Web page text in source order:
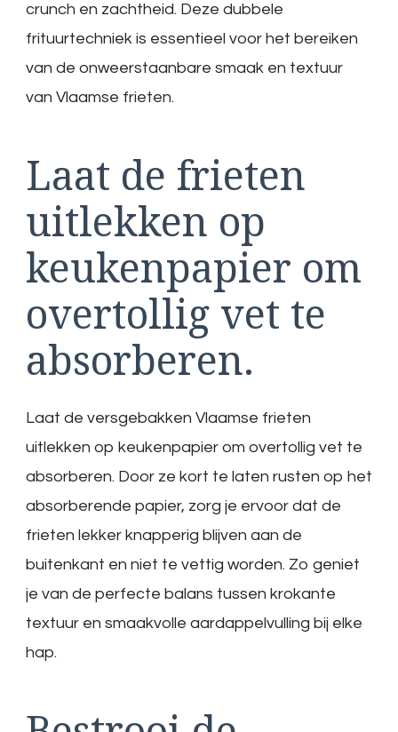
crunch en zachtheid. Deze dubbele
frituurtechniek is essentieel voor het bereiken
van de onweerstaanbare smaak en textuur
van Vlaamse frieten.
Laat de frieten
uitlekken op
keukenpapier om
overtollig vet te
absorberen.
Laat de versgebakken Vlaamse frieten
uitlekken op keukenpapier om overtollig vet te
absorberen. Door ze kort te laten rusten op het
absorberende papier, zorg je ervoor dat de
frieten lekker knapperig blijven aan de
buitenkant en niet te vettig worden. Zo geniet
je van de perfecte balans tussen krokante
textuur en smaakvolle aardappelvulling bij elke
hap.